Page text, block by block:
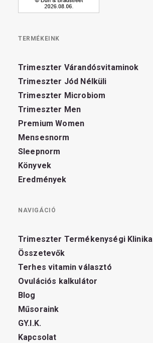
TERMÉKEINK
Trimeszter Várandósvitaminok
Trimeszter Jód Nélküli
Trimeszter Microbiom
Trimeszter Men
Premium Women
Mensesnorm
Sleepnorm
Könyvek
Eredmények
NAVIGÁCIÓ
Trimeszter Termékenységi Klinika
Összetevők
Terhes vitamin választó
Ovulációs kalkulátor
Blog
Műsoraink
GY.I.K.
Kapcsolat